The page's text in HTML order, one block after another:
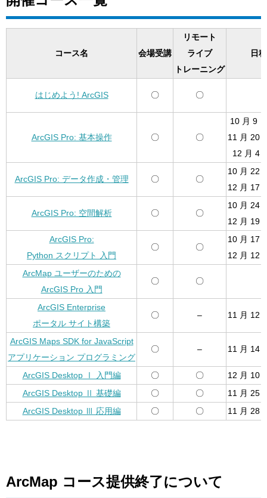
コース名 会場受講
リモート
ライブ
トレーニング
日
はじめよう! ArcGIS 〇 〇
ArcGIS Pro: 基本操作 〇 〇
10 月 9
11 月 20
12 月 4
ArcGIS Pro: データ作成・管理 〇 〇
10 月 22
12 月 17
ArcGIS Pro: 空間解析 〇 〇
10 月 24
12 月 19
ArcGIS Pro:
Python スクリプト 入門
〇 〇
10 月 17
12 月 12
ArcMap ユーザーのための
ArcGIS Pro 入門
〇 〇
ArcGIS Enterprise
ポータル サイト構築
〇 – 11 月 12
ArcGIS Maps SDK for JavaScript
アプリケーション プログラミング
〇 – 11 月 14
ArcGIS Desktop Ⅰ 入門編 〇 〇
12 月 10
ArcGIS Desktop Ⅱ 基礎編
〇 〇
11 月 25
ArcGIS Desktop Ⅲ 応用編
〇 〇 11 月 28
ArcMap コース提供終了について